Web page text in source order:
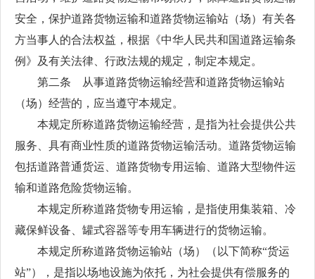
安全，保护道路货物运输和道路货物运输站（场）有关各
方当事人的合法权益，根据《中华人民共和国道路运输条
例》及有关法律、行政法规的规定，制定本规定。
第二条 从事道路货物运输经营和道路货物运输站
（场）经营的，应当遵守本规定。
本规定所称道路货物运输经营，是指为社会提供公共
服务、具有商业性质的道路货物运输活动。道路货物运输
包括道路普通货运、道路货物专用运输、道路大型物件运
输和道路危险货物运输。
本规定所称道路货物专用运输，是指使用集装箱、冷
藏保鲜设备、罐式容器等专用车辆进行的货物运输。
本规定所称道路货物运输站（场）（以下简称“货运
站”），是指以场地设施为依托，为社会提供有偿服务的